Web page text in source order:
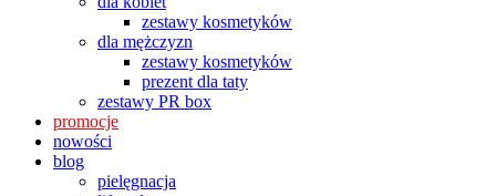
zestawy kosmetyków
dla mężczyzn
zestawy kosmetyków
prezent dla taty
zestawy PR box
promocje
nowości
blog
pielęgnacja